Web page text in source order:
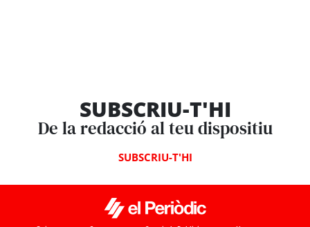
SUBSCRIU-T'HI
De la redacció al teu dispositiu
SUBSCRIU-T'HI